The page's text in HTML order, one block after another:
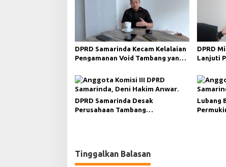
p
o
s
DPRD Samarinda Kecam Kelalaian
Pengamanan Void Tambang yang
DPRD
Lanjuti
DPRD Samarinda Desak
Perusahaan Tambang
Lubang
Tinggalkan Balasan